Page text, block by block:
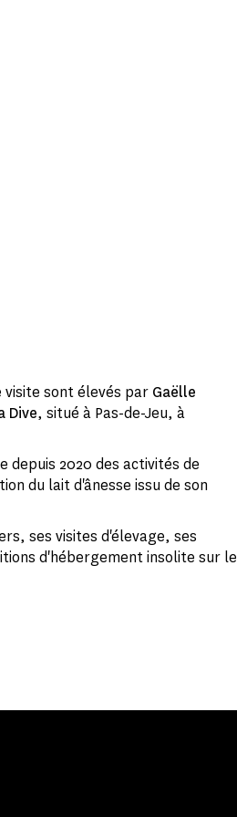
visite sont élevés par Gaëlle
Dive, situé à Pas-de-Jeu, à
depuis 2020 des activités de
du lait d'ânesse issu de son
ses visites d'élevage, ses
d'hébergement insolite sur le